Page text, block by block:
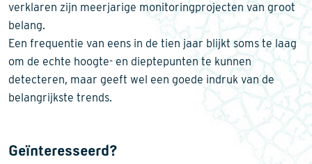
verklaren zijn meerjarige monitoringprojecten van groot
belang.
Een frequentie van eens in de tien jaar blijkt soms te laag
om de echte hoogte- en dieptepunten te kunnen
detecteren, maar geeft wel een goede indruk van de
belangrijkste trends.
Geïnteresseerd?